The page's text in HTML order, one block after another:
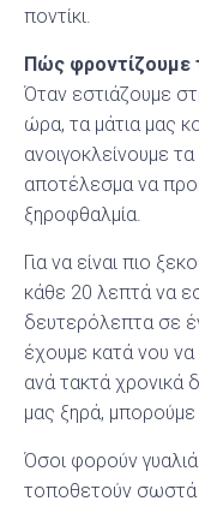
ποντίκι.
Πώς φροντίζουμε
Όταν εστιάζουμε
ώρα, τα μάτια μας
ανοιγοκλείνουμε
αποτέλεσμα να
ξηροφθαλμία.
Για να είναι πιο
κάθε 20 λεπτά να
δευτερόλεπτα σε
έχουμε κατά νου
ανά τακτά χρονικά
μας ξηρά,
Όσοι φορούν
τοποθετούν σωστά